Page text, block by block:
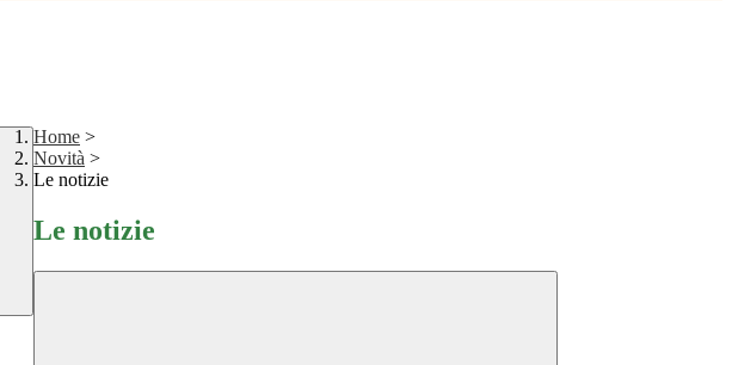
Home >
Novità >
Le notizie
Le notizie